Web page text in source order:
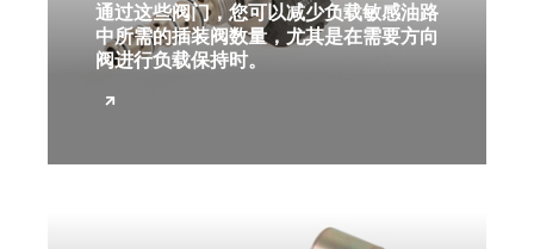
通过这些阀门，您可以减少负载敏感油路
中所需的插装阀数量，尤其是在需要方向
阀进行负载保持时。